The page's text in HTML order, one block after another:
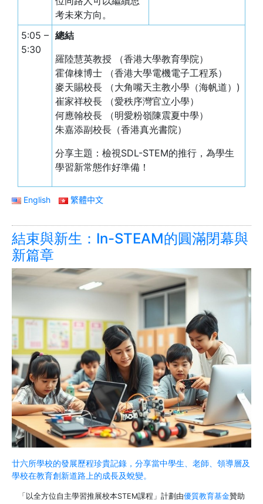
考未來方向。
5:05 –
5:30
總結
羅陸慧英教授 （香港大學教育學院）
霍偉棟博士 （香港大學電機電子工程系）
麥天賜校長 （大角嘴天主教小學（海帆道）)
崔家祥校長 （愛秩序灣官立小學）
何應翰校長 （明愛粉嶺陳震夏中學）
朱嘉添副校長（香港真光書院）
分享主題：檢視SDL-STEM的推行，為學生
學習新常態作好準備！
English 繁體中文
結束與新生：In-STEAM的圓滿閉幕與
新篇章
廿六所學校的發展歷程珍貴記錄，分享當中學生、老師、領導層及
學校在教育創新道路上的成長及蛻變。
「以全方位自主學習推展校本STEM課程」計劃由優質教育基金贊助